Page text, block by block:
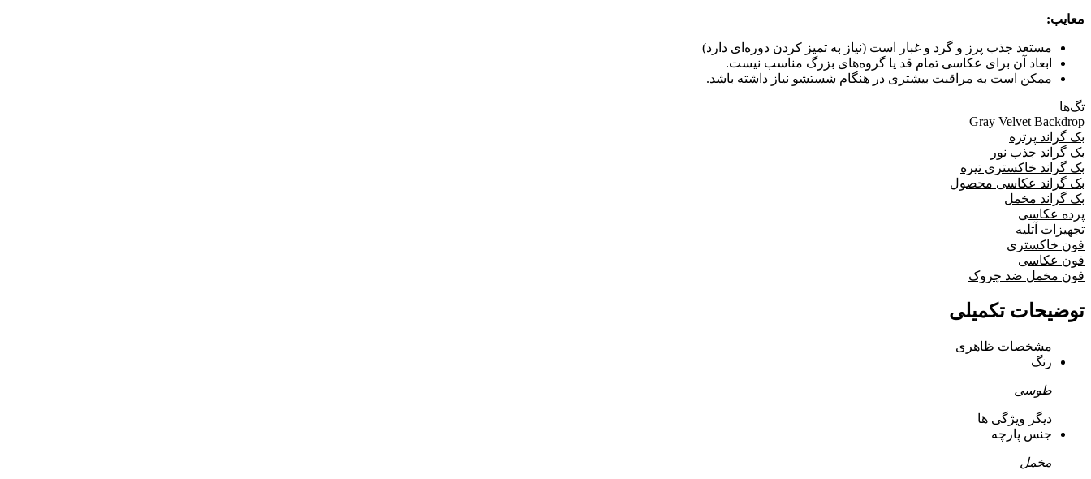
معایب:
مستعد جذب پرز و گرد و غبار است (نیاز به تمیز کردن دوره‌ای دارد)
ابعاد آن برای عکاسی تمام قد یا گروه‌های بزرگ مناسب نیست.
ممکن است به مراقبت بیشتری در هنگام شستشو نیاز داشته باشد.
تگ‌ها
Gray Velvet Backdrop
بک گراند پرتره
بک گراند جذب نور
بک گراند خاکستری تیره
بک گراند عکاسی محصول
بک گراند مخمل
پرده عکاسی
تجهیزات آتلیه
فون خاکستری
فون عکاسی
فون مخمل ضد چروک
توضیحات تکمیلی
مشخصات ظاهری
رنگ
طوسی
دیگر ویژگی ها
جنس پارچه
مخمل